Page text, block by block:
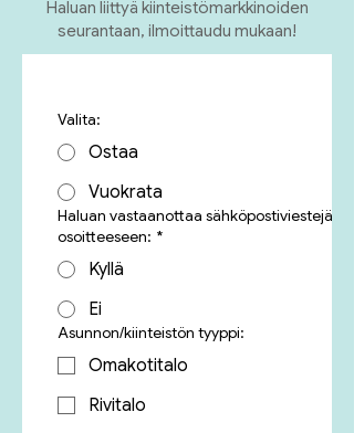
Haluan liittyä kiinteistömarkkinoiden
seurantaan, ilmoittaudu mukaan!
Valita:
Ostaa
Vuokrata
Haluan vastaanottaa sähköpostiviestejä
osoitteeseen: *
Kyllä
Ei
Asunnon/kiinteistön tyyppi:
Omakotitalo
Rivitalo